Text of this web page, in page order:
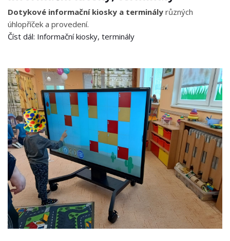
Dotykové informační kiosky a terminály různých
úhlopříček a provedení.
Číst dál: Informační kiosky, terminály